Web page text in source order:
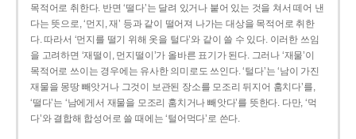
목적어로 취한다. 반면 ‘떨다’는 달려 있거나 붙어 있는 것을 쳐서 떼어 낸
다는 뜻으로, ‘먼지, 재’ 등과 같이 떨어져 나가는 대상을 목적어로 취한
다. 따라서 ‘먼지를 떨기 위해 옷을 털다’와 같이 쓸 수 있다. 이러한 쓰임
을 고려하면 ‘재떨이, 먼지떨이’가 올바른 표기가 된다. 그러나 ‘재물’이
목적어로 쓰이는 경우에는 유사한 의미로도 쓰인다. ‘털다’는 ‘남이 가진
재물을 몽땅 빼앗거나 그것이 보관된 장소를 모조리 뒤지어 훔치다’를,
‘떨다’는 ‘남에게서 재물을 모조리 훔치거나 빼앗다’를 뜻한다. 다만, ‘먹
다’와 결합해 합성어로 쓸 때에는 ‘털어먹다’로 쓴다.